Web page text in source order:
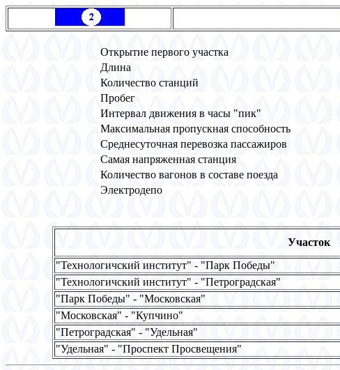
Открытие первого участка
Длина
Количество станций
Пробег
Интервал движения в часы "пик"
Максимальная пропускная способность
Среднесуточная перевозка пассажиров
Самая напряженная станция
Количество вагонов в составе поезда
Электродепо
Участок
"Технологичский институт" - "Парк Победы"
"Технологичский институт" - "Петроградская"
"Парк Победы" - "Московская"
"Московская" - "Купчино"
"Петроградская" - "Удельная"
"Удельная" - "Проспект Просвещения"